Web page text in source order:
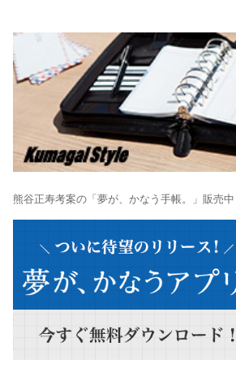
熊谷正寿考案の「夢が、かなう手帳。」販売中